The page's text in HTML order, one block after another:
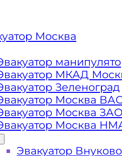
Москва
МКАД
Зеленоград
Москва
Москва
Москва
Эвакуатор Внуково